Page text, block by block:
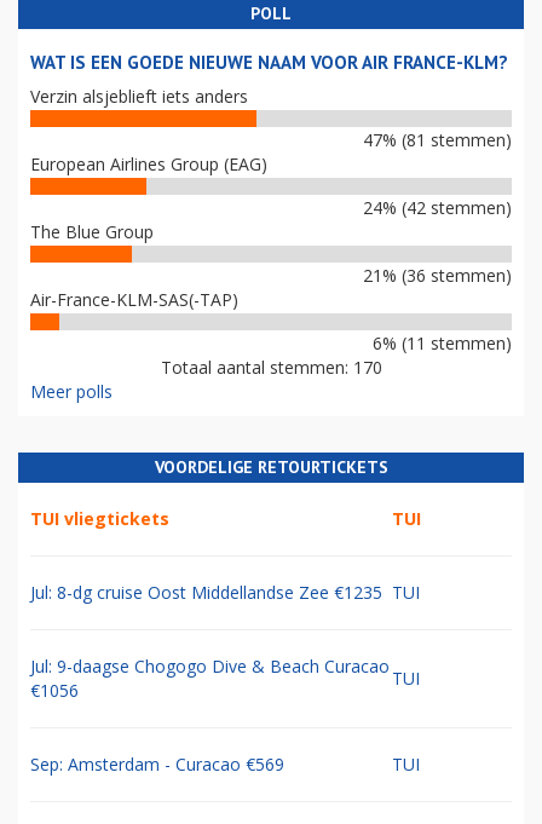
POLL
WAT IS EEN GOEDE NIEUWE NAAM VOOR AIR FRANCE-KLM?
Verzin alsjeblieft iets anders
47% (81 stemmen)
European Airlines Group (EAG)
24% (42 stemmen)
The Blue Group
21% (36 stemmen)
Air-France-KLM-SAS(-TAP)
6% (11 stemmen)
Totaal aantal stemmen: 170
Meer polls
VOORDELIGE RETOURTICKETS
TUI vliegtickets TUI
Jul: 8-dg cruise Oost Middellandse Zee €1235 TUI
Jul: 9-daagse Chogogo Dive & Beach Curacao
€1056
TUI
Sep: Amsterdam - Curacao €569 TUI